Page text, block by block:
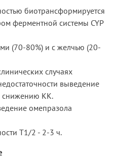
биотрансформируется
ферментной системы CYP
(70-80%) и с желчью (20-
случаях
выведение
снижению КК.
омепразола
T1/2 - 2-3 ч.